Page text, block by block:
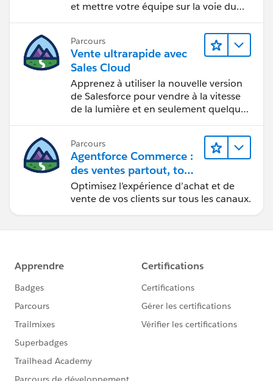
et mettre votre équipe sur la voie du
Parcours
Vente ultrarapide avec
Sales Cloud
Apprenez à utiliser la nouvelle version
de Salesforce pour vendre à la vitesse
de la lumière et en seulement quelques
Parcours
Agentforce Commerce :
des ventes partout, tout
le temps
Optimisez l’expérience d’achat et de
vente de vos clients sur tous les canaux.